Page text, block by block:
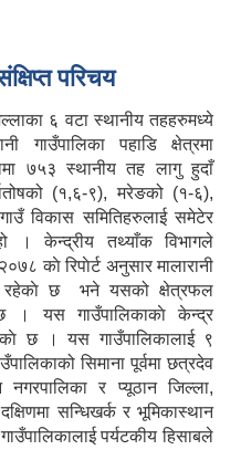
परिचय
६ वटा स्थानीय तहहरुमध्ये
गाउँपालिका पहाडि क्षेत्रमा
७५३ स्थानीय तह लागु हुदाँ
(१,६-९), मरेङको (१-६),
विकास समितिहरुलाई समेटेर
हो । केन्द्रीय तथ्याँक विभागले
काे रिपाेर्ट अनुसार मालारानी
रहेकाे छ भने यसको क्षेत्रफल
। यस गाउँपालिकाकाे केन्द्र
छ । यस गाउँपालिकालाई ९
सिमाना पूर्वमा छत्रदेव
नगरपालिका र प्यूठान जिल्ला,
सन्धिखर्क र भूमिकास्थान
पर्यटकीय हिसाबले